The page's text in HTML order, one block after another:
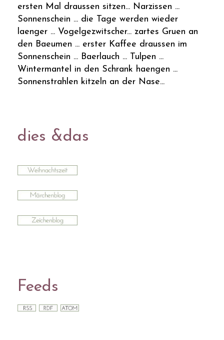
ersten Mal draussen sitzen... Narzissen ...
Sonnenschein ... die Tage werden wieder
laenger ... Vogelgezwitscher... zartes Gruen an
den Baeumen ... erster Kaffee draussen im
Sonnenschein ... Baerlauch ... Tulpen ...
Wintermantel in den Schrank haengen ...
Sonnenstrahlen kitzeln an der Nase...
dies &das
Feeds